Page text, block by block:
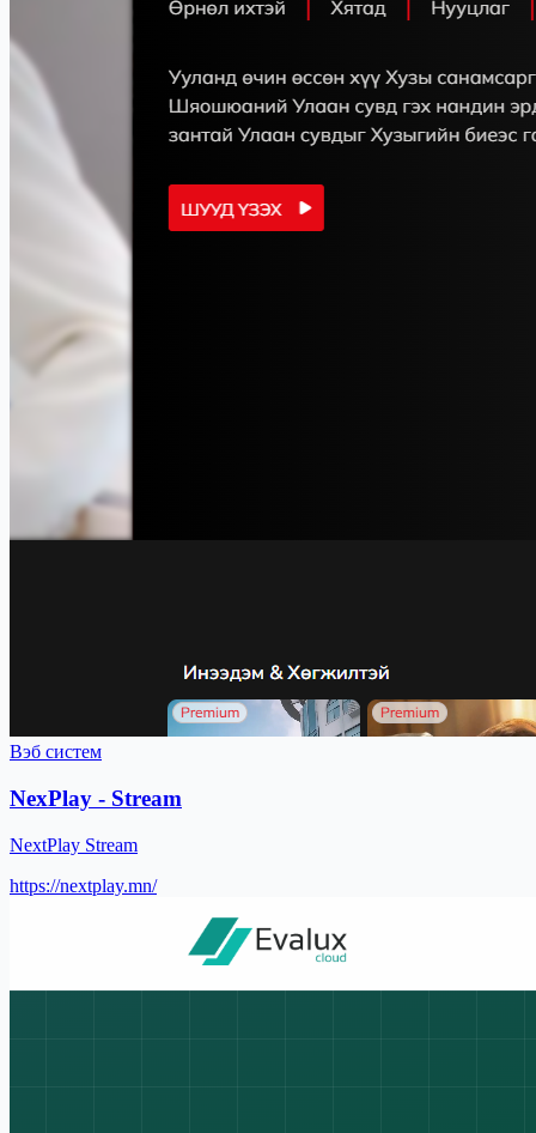
Вэб систем
NexPlay - Stream
NextPlay Stream
https://nextplay.mn/